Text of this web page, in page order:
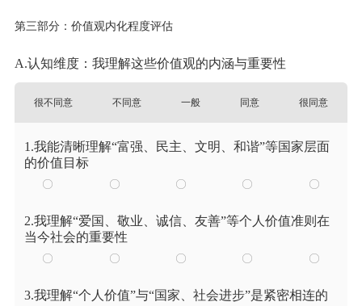
第三部分：价值观内化程度评估
A.认知维度：我理解这些价值观的内涵与重要性
很不同意 不同意 一般 同意 很同意
1.我能清晰理解“富强、民主、文明、和谐”等国家层面
的价值目标
2.我理解“爱国、敬业、诚信、友善”等个人价值准则在
当今社会的重要性
3.我理解“个人价值”与“国家、社会进步”是紧密相连的